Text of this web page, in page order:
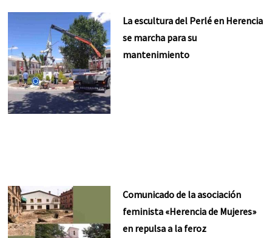
La escultura del Perlé en Herencia
se marcha para su
mantenimiento
Comunicado de la asociación
feminista «Herencia de Mujeres»
en repulsa a la feroz